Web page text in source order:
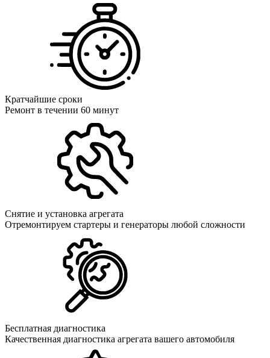
Кратчайшие сроки
Ремонт в течении 60 минут
Снятие и установка агрегата
Отремонтируем стартеры и генераторы любой сложности
Бесплатная диагностика
Качественная диагностика агрегата вашего автомобиля